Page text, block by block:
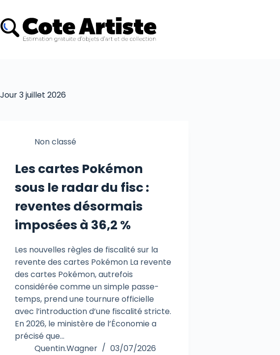
Jour3 juillet 2026
Non classé
Les cartes Pokémon
sous le radar du fisc :
reventes désormais
imposées à 36,2 %
Les nouvelles règles de fiscalité sur la
revente des cartes Pokémon La revente
des cartes Pokémon, autrefois
considérée comme un simple passe-
temps, prend une tournure officielle
avec l’introduction d’une fiscalité stricte.
En 2026, le ministère de l’Économie a
précisé que…
Quentin.Wagner
03/07/2026